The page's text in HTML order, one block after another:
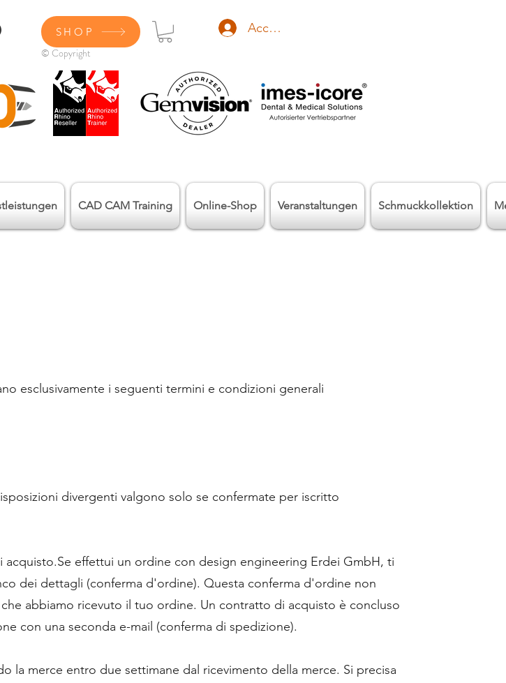
SHOP Accedi
© Copyright
CAD CAM Training Online-Shop Veranstaltungen Schmuckkollektion
esclusivamente i seguenti termini e condizioni generali
divergenti valgono solo se confermate per iscritto
effettui un ordine con design engineering Erdei GmbH, ti
dei dettagli (conferma d'ordine). Questa conferma d'ordine non
abbiamo ricevuto il tuo ordine. Un contratto di acquisto è concluso
con una seconda e-mail (conferma di spedizione).
merce entro due settimane dal ricevimento della merce. Si precisa